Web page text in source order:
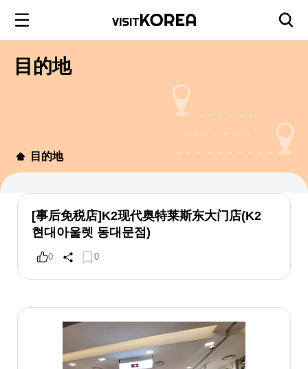
目的地
目的地
[事后免税店]K2现代奥特莱斯东大门店(K2
현대아울렛 동대문점)
0 0